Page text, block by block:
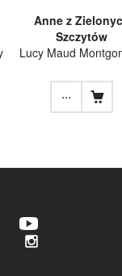
Anne z
Szczytów
Lucy Maud
...